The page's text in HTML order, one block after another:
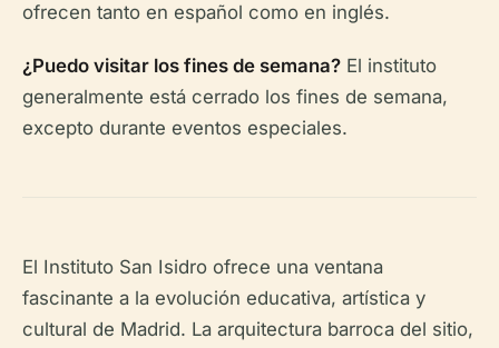
ofrecen tanto en español como en inglés.
¿Puedo visitar los fines de semana? El instituto
generalmente está cerrado los fines de semana,
excepto durante eventos especiales.
El Instituto San Isidro ofrece una ventana
fascinante a la evolución educativa, artística y
cultural de Madrid. La arquitectura barroca del sitio,